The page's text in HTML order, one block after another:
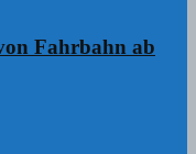
Fahrbahn ab